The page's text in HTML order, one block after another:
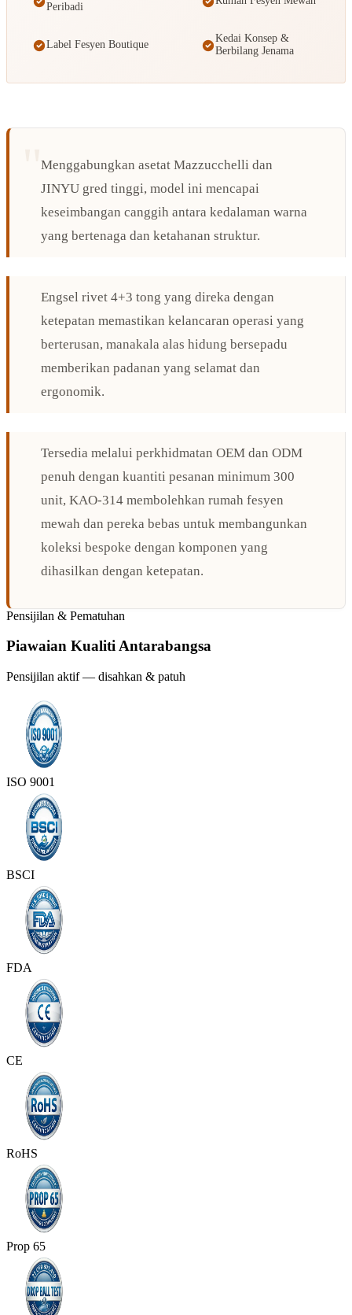
Peribadi
Label Fesyen Boutique
Kedai Konsep &
Berbilang Jenama
Menggabungkan asetat Mazzucchelli dan
JINYU gred tinggi, model ini mencapai
keseimbangan canggih antara kedalaman warna
yang bertenaga dan ketahanan struktur.
Engsel rivet 4+3 tong yang direka dengan
ketepatan memastikan kelancaran operasi yang
berterusan, manakala alas hidung bersepadu
memberikan padanan yang selamat dan
ergonomik.
Tersedia melalui perkhidmatan OEM dan ODM
penuh dengan kuantiti pesanan minimum 300
unit, KAO-314 membolehkan rumah fesyen
mewah dan pereka bebas untuk membangunkan
koleksi bespoke dengan komponen yang
dihasilkan dengan ketepatan.
Pensijilan & Pematuhan
Piawaian Kualiti Antarabangsa
Pensijilan aktif — disahkan & patuh
ISO 9001
BSCI
FDA
CE
RoHS
Prop 65